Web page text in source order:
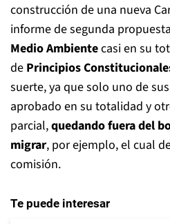
construcción de una nueva
informe de segunda
Medio Ambientecasi en su
de Principios
suerte, ya que solo uno de
aprobado en su totalidad y
parcial,quedando fuera del
migrar, por ejemplo, el cual
comisión.
Te puede interesar